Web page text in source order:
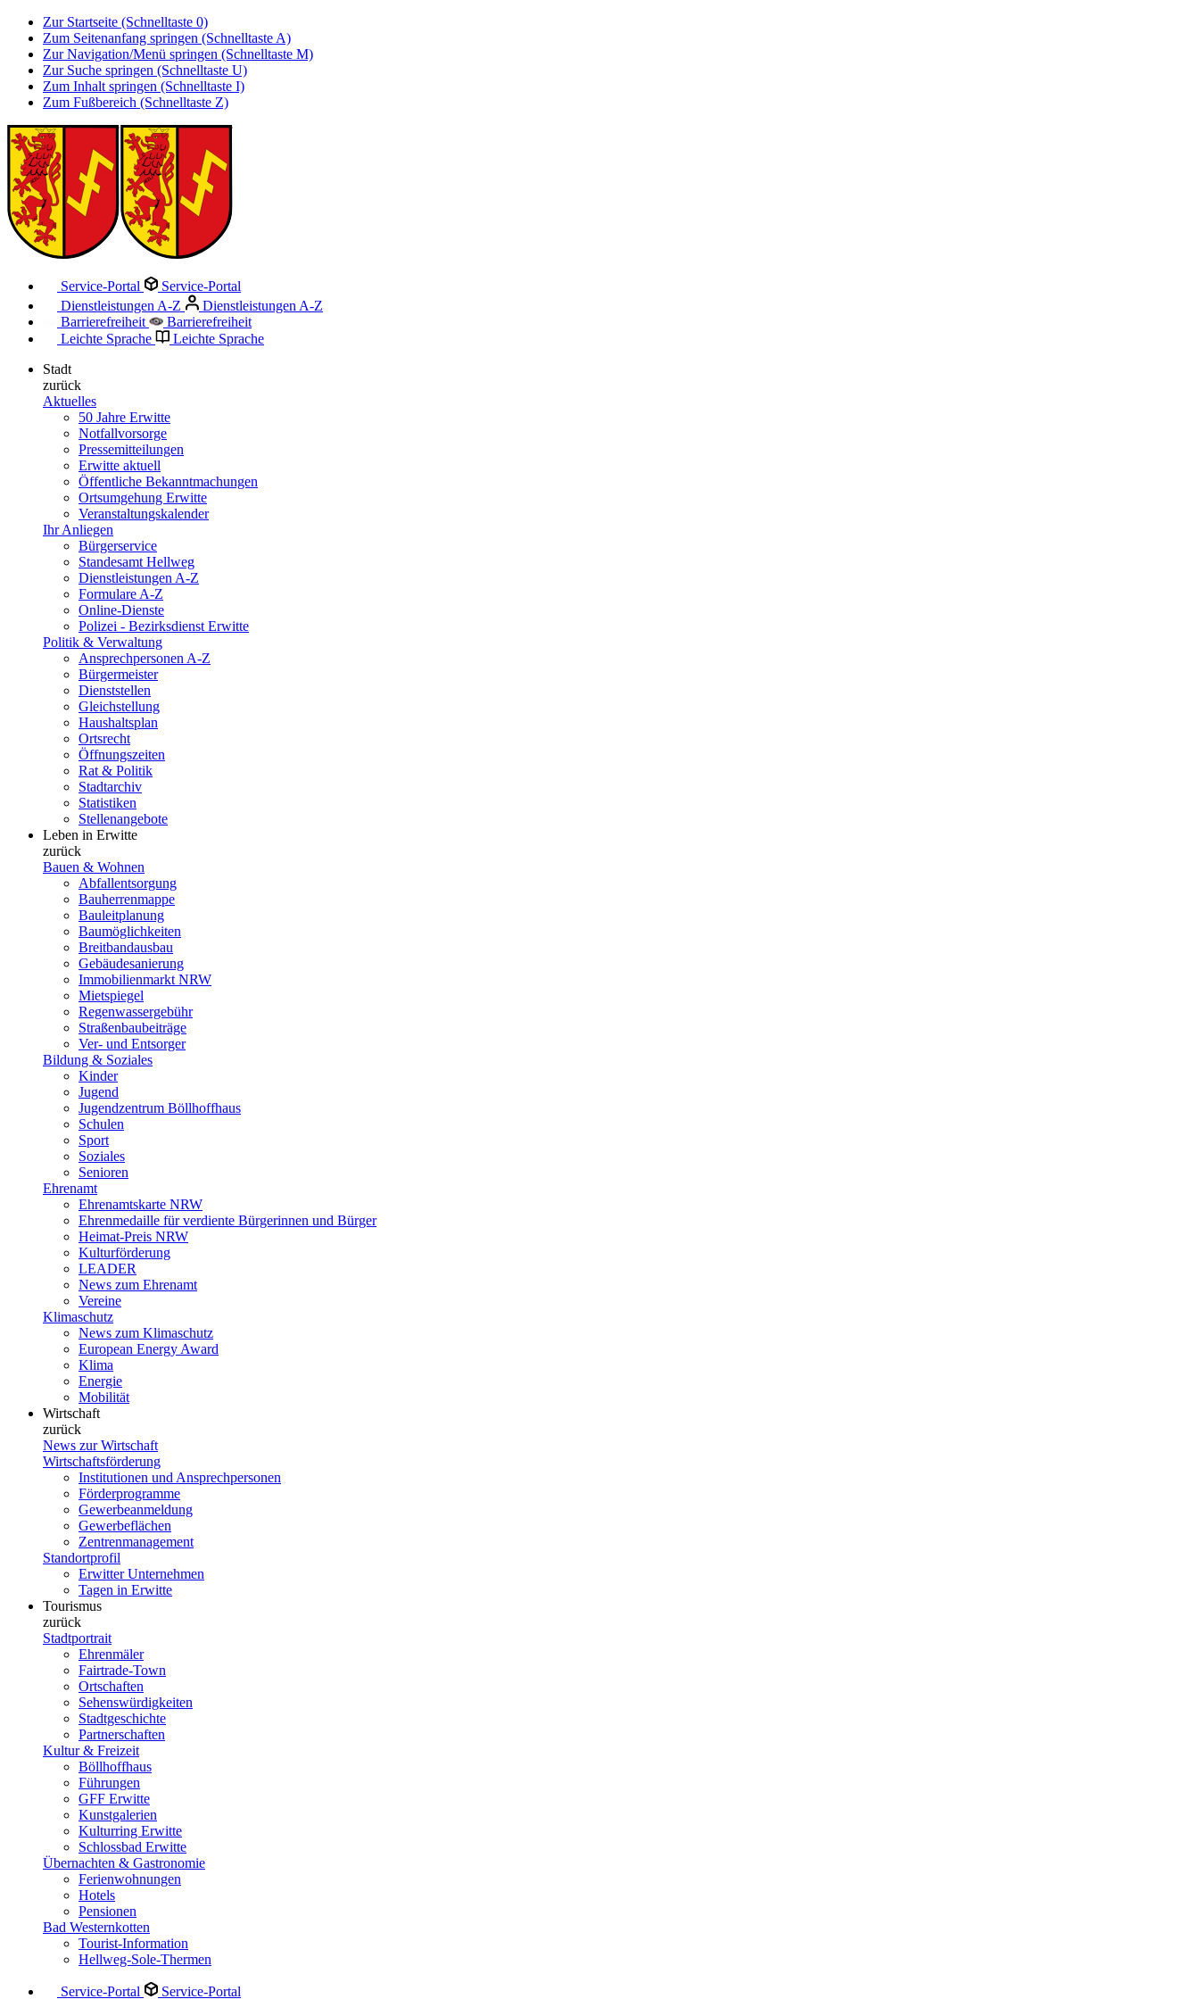
Zur Startseite (Schnelltaste 0)
Zum Seitenanfang springen (Schnelltaste A)
Zur Navigation/Menü springen (Schnelltaste M)
Zur Suche springen (Schnelltaste U)
Zum Inhalt springen (Schnelltaste I)
Zum Fußbereich (Schnelltaste Z)
Service-Portal
Service-Portal
Dienstleistungen A-Z
Dienstleistungen A-Z
Barrierefreiheit
Barrierefreiheit
Leichte Sprache
Leichte Sprache
Stadt
zurück
Aktuelles
50 Jahre Erwitte
Notfallvorsorge
Pressemitteilungen
Erwitte aktuell
Öffentliche Bekanntmachungen
Ortsumgehung Erwitte
Veranstaltungskalender
Ihr Anliegen
Bürgerservice
Standesamt Hellweg
Dienstleistungen A-Z
Formulare A-Z
Online-Dienste
Polizei - Bezirksdienst Erwitte
Politik & Verwaltung
Ansprechpersonen A-Z
Bürgermeister
Dienststellen
Gleichstellung
Haushaltsplan
Ortsrecht
Öffnungszeiten
Rat & Politik
Stadtarchiv
Statistiken
Stellenangebote
Leben in Erwitte
zurück
Bauen & Wohnen
Abfallentsorgung
Bauherrenmappe
Bauleitplanung
Baumöglichkeiten
Breitbandausbau
Gebäudesanierung
Immobilienmarkt NRW
Mietspiegel
Regenwassergebühr
Straßenbaubeiträge
Ver- und Entsorger
Bildung & Soziales
Kinder
Jugend
Jugendzentrum Böllhoffhaus
Schulen
Sport
Soziales
Senioren
Ehrenamt
Ehrenamtskarte NRW
Ehrenmedaille für verdiente Bürgerinnen und Bürger
Heimat-Preis NRW
Kulturförderung
LEADER
News zum Ehrenamt
Vereine
Klimaschutz
News zum Klimaschutz
European Energy Award
Klima
Energie
Mobilität
Wirtschaft
zurück
News zur Wirtschaft
Wirtschaftsförderung
Institutionen und Ansprechpersonen
Förderprogramme
Gewerbeanmeldung
Gewerbeflächen
Zentrenmanagement
Standortprofil
Erwitter Unternehmen
Tagen in Erwitte
Tourismus
zurück
Stadtportrait
Ehrenmäler
Fairtrade-Town
Ortschaften
Sehenswürdigkeiten
Stadtgeschichte
Partnerschaften
Kultur & Freizeit
Böllhoffhaus
Führungen
GFF Erwitte
Kunstgalerien
Kulturring Erwitte
Schlossbad Erwitte
Übernachten & Gastronomie
Ferienwohnungen
Hotels
Pensionen
Bad Westernkotten
Tourist-Information
Hellweg-Sole-Thermen
Service-Portal
Service-Portal